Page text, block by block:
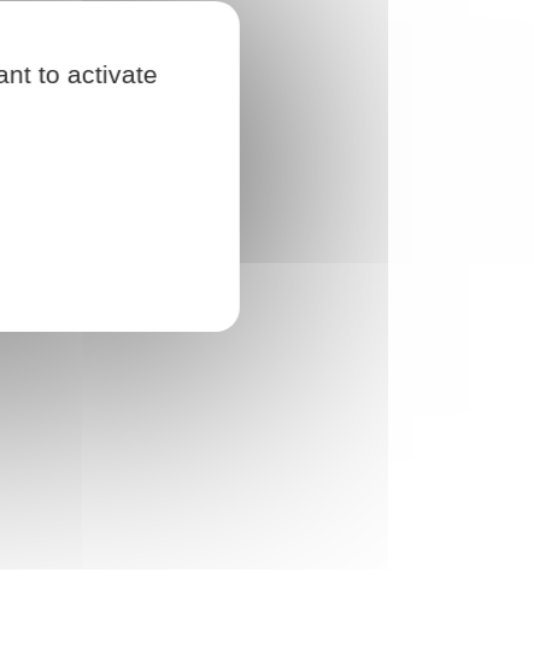
to activate